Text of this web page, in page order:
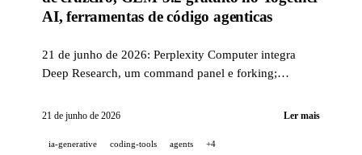
AI, ferramentas de código agenticas
21 de junho de 2026: Perplexity Computer integra
Deep Research, um command panel e forking;
torna-se o servidor mais rápido no OpenRouter; Amp
barato) e lança os Custom Agents; v0 introduz o modo
21 de junho de 2026 Ler mais
ia-generative coding-tools agents +4